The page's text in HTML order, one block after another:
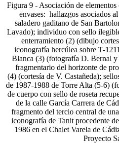
Figura 9 - Asociación de
envases: hallazgos asociados
saladero gaditano de San
Lavado); individuo con sello
enterramiento (2) (dibujo
iconografía hercúlea sobre T-
Blanca (3) (fotografía D. Bernal
fragmentario del horizonte de
(4) (cortesía de V. Castañeda);
de 1987-1988 de Torre Alta (5-6)
de cuerpo con sello de roseta
de la calle García Carrera de
fragmento del tercio central de
iconografía de Tanit procedente
1986 en el Chalet Varela de
Proyecto